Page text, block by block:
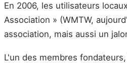
En 2006, les utilisateurs
Association » (WMTW,
association, mais aussi un
L'un des membres